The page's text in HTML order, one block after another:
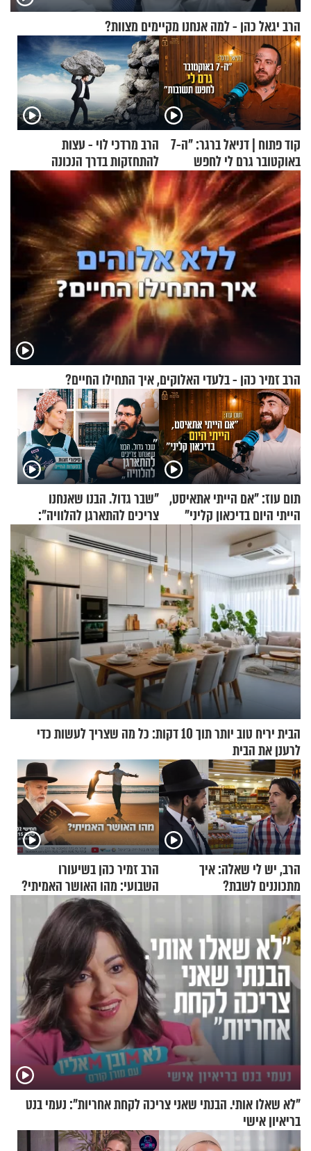
הרב יגאל כהן - למה אנחנו מקיימים מצוות?
קוד פתוח | דניאל ברגר: "ה-7
באוקטובר גרם לי לחפש
תשובות"
הרב מרדכי לוי - עצות
להתחזקות בדרך הנכונה
הרב זמיר כהן - בלעדי האלוקים, איך התחילו החיים?
תום עוז: "אם הייתי אתאיסט,
הייתי היום בדיכאון קליני"
"שבר גדול. הבנו שאנחנו
צריכים להתארגן להלוויה":
זוגיות במבחן, הפעם עם מרים
וגד דנינו
הבית יריח טוב יותר תוך 10 דקות: כל מה שצריך לעשות כדי
לרענן את הבית
הרב, יש לי שאלה: איך
מתכוננים לשבת?
הרב זמיר כהן בשיעורו
השבועי: מהו האושר האמיתי?
"לא שאלו אותי. הבנתי שאני צריכה לקחת אחריות": נעמי בנט
בריאיון אישי